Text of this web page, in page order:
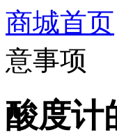
商城首页
意事项
酸度计